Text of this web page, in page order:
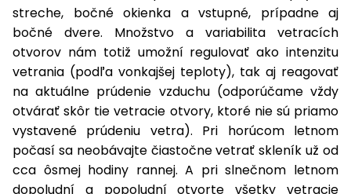
vozíky
Fúriky
Rozmetadlá
a posypové
vozíky
Čerpadlá
a
vodárne
Nabíjačky
autobatérií
Vykurovanie
Navijaky
Príslušenstvo
streche, bočné okienka a vstupné, prípadne aj
bočné dvere. Množstvo a variabilita vetracích
otvorov nám totiž umožní regulovať ako intenzitu
vetrania (podľa vonkajšej teploty), tak aj reagovať
na aktuálne prúdenie vzduchu (odporúčame vždy
otvárať skôr tie vetracie otvory, ktoré nie sú priamo
vystavené prúdeniu vetra). Pri horúcom letnom
počasí sa neobávajte čiastočne vetrať skleník už od
cca ôsmej hodiny rannej. A pri slnečnom letnom
dopoludní a popoludní otvorte všetky vetracie